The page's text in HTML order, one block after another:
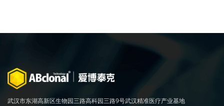
武汉市东湖高新区生物园三路高科园三路9号武汉精准医疗产业基地